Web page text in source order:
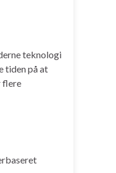
teknologi
tiden på at
flere